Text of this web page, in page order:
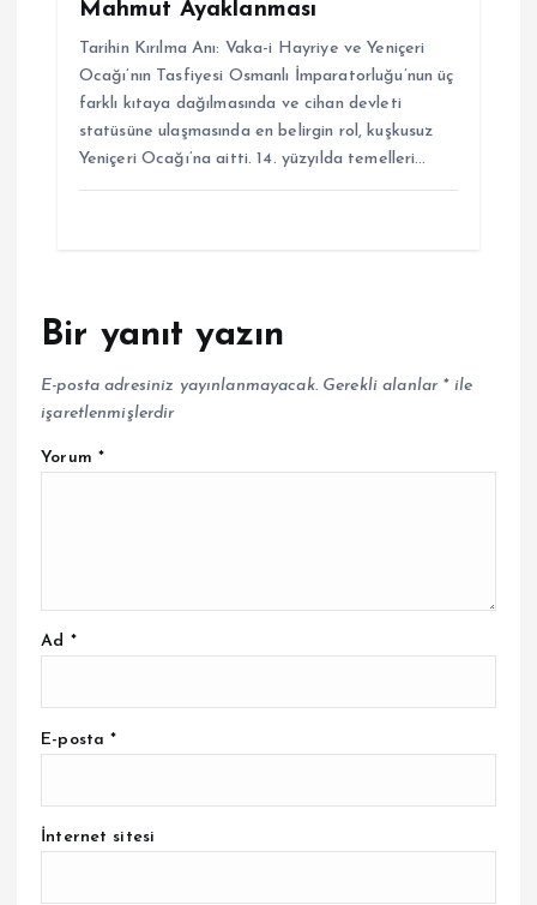
Mahmut Ayaklanması
Tarihin Kırılma Anı: Vaka-i Hayriye ve Yeniçeri
Ocağı’nın Tasfiyesi Osmanlı İmparatorluğu’nun üç
farklı kıtaya dağılmasında ve cihan devleti
statüsüne ulaşmasında en belirgin rol, kuşkusuz
Yeniçeri Ocağı’na aitti. 14. yüzyılda temelleri…
Bir yanıt yazın
E-posta adresiniz yayınlanmayacak. Gerekli alanlar *ile
işaretlenmişlerdir
Yorum *
Ad *
E-posta*
İnternet sitesi